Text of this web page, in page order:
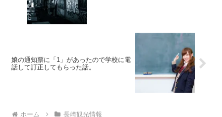
娘の通知票に「1」があったので学校に電
話して訂正してもらった話。
ホーム 長崎観光情報